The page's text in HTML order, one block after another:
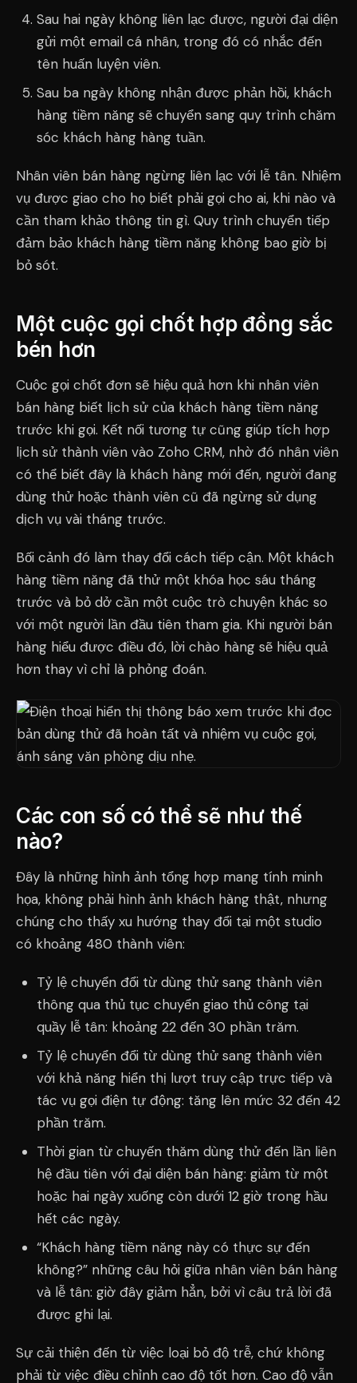
Sau hai ngày không liên lạc được, người đại diện
gửi một email cá nhân, trong đó có nhắc đến
tên huấn luyện viên.
Sau ba ngày không nhận được phản hồi, khách
hàng tiềm năng sẽ chuyển sang quy trình chăm
sóc khách hàng hàng tuần.
Nhân viên bán hàng ngừng liên lạc với lễ tân. Nhiệm
vụ được giao cho họ biết phải gọi cho ai, khi nào và
cần tham khảo thông tin gì. Quy trình chuyển tiếp
đảm bảo khách hàng tiềm năng không bao giờ bị
bỏ sót.
Một cuộc gọi chốt hợp đồng sắc
bén hơn
Cuộc gọi chốt đơn sẽ hiệu quả hơn khi nhân viên
bán hàng biết lịch sử của khách hàng tiềm năng
trước khi gọi. Kết nối tương tự cũng giúp tích hợp
lịch sử thành viên vào Zoho CRM, nhờ đó nhân viên
có thể biết đây là khách hàng mới đến, người đang
dùng thử hoặc thành viên cũ đã ngừng sử dụng
dịch vụ vài tháng trước.
Bối cảnh đó làm thay đổi cách tiếp cận. Một khách
hàng tiềm năng đã thử một khóa học sáu tháng
trước và bỏ dở cần một cuộc trò chuyện khác so
với một người lần đầu tiên tham gia. Khi người bán
hàng hiểu được điều đó, lời chào hàng sẽ hiệu quả
hơn thay vì chỉ là phỏng đoán.
Các con số có thể sẽ như thế
nào?
Đây là những hình ảnh tổng hợp mang tính minh
họa, không phải hình ảnh khách hàng thật, nhưng
chúng cho thấy xu hướng thay đổi tại một studio
có khoảng 480 thành viên:
Tỷ lệ chuyển đổi từ dùng thử sang thành viên
thông qua thủ tục chuyển giao thủ công tại
quầy lễ tân: khoảng 22 đến 30 phần trăm.
Tỷ lệ chuyển đổi từ dùng thử sang thành viên
với khả năng hiển thị lượt truy cập trực tiếp và
tác vụ gọi điện tự động: tăng lên mức 32 đến 42
phần trăm.
Thời gian từ chuyến thăm dùng thử đến lần liên
hệ đầu tiên với đại diện bán hàng: giảm từ một
hoặc hai ngày xuống còn dưới 12 giờ trong hầu
hết các ngày.
“Khách hàng tiềm năng này có thực sự đến
không?” những câu hỏi giữa nhân viên bán hàng
và lễ tân: giờ đây giảm hẳn, bởi vì câu trả lời đã
được ghi lại.
Sự cải thiện đến từ việc loại bỏ độ trễ, chứ không
phải từ việc điều chỉnh cao độ tốt hơn. Cao độ vẫn